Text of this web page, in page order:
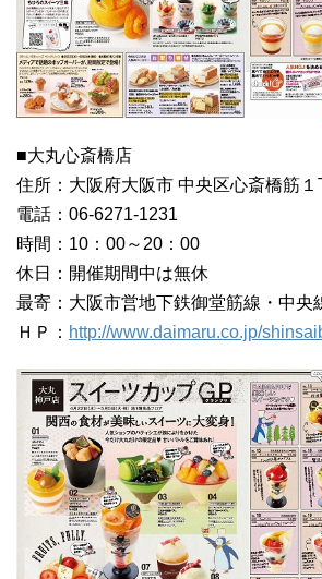
■大丸心斎橋店
住所：大阪府大阪市 中央区心斎橋筋１
電話：06-6271-1231
時間：10：00～20：00
休日：開催期間中は無休
最寄：大阪市営地下鉄御堂筋線・中央
ＨＰ： http://www.daimaru.co.jp/